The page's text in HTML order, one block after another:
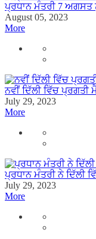
ਪ੍ਰਧਾਨ ਮੰਤਰੀ 7 ਅਗਸਤ
August 05, 2023
More
ਨਵੀਂ ਦਿੱਲੀ ਵਿੱਚ
July 29, 2023
More
ਪ੍ਰਧਾਨ ਮੰਤਰੀ ਨੇ ਦਿੱਲੀ
July 29, 2023
More